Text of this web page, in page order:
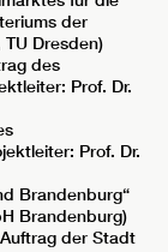
der
TU Dresden)
des
Prof. Dr.
Prof. Dr.
Brandenburg“
Brandenburg)
der Stadt